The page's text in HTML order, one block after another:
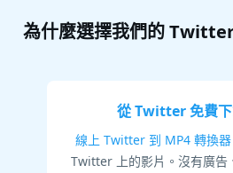
為什麼選擇我們的
從 Twitter 免費
線上 Twitter 到 MP4 轉換器
Twitter 上的影片。沒有廣告